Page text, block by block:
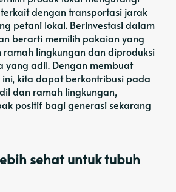
dengan transportasi jarak
petani lokal. Berinvestasi dalam
berarti memilih pakaian yang
lingkungan dan diproduksi
yang adil. Dengan membuat
kita dapat berkontribusi pada
dan ramah lingkungan,
positif bagi generasi sekarang
sehat untuk tubuh